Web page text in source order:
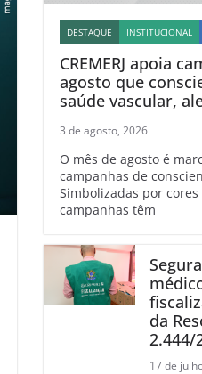
DESTAQUE INSTITUCIONAL
CREMERJ apoia
agosto que
saúde vascular,
linfoma
3 de agosto, 2026
O mês de agosto é
campanhas de
Simbolizadas por
campanhas têm
da
2.444/
17 de